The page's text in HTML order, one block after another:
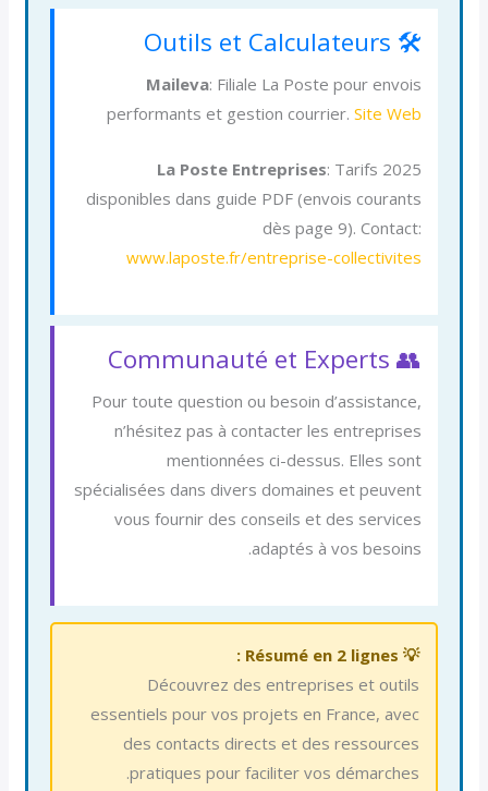
🛠️ Outils et Calculateurs
Maileva: Filiale La Poste pour envois
performants et gestion courrier. Site Web
La Poste Entreprises: Tarifs 2025
disponibles dans guide PDF (envois courants
dès page 9). Contact:
www.laposte.fr/entreprise-collectivites
👥 Communauté et Experts
Pour toute question ou besoin d’assistance,
n’hésitez pas à contacter les entreprises
mentionnées ci-dessus. Elles sont
spécialisées dans divers domaines et peuvent
vous fournir des conseils et des services
adaptés à vos besoins.
💡 Résumé en 2 lignes :
Découvrez des entreprises et outils
essentiels pour vos projets en France, avec
des contacts directs et des ressources
pratiques pour faciliter vos démarches.